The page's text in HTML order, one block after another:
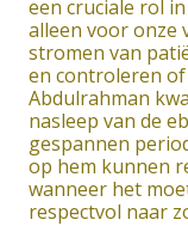
een cruciale rol
alleen voor onze
stromen van
en controleren
Abdulrahman
nasleep van de
gespannen
op hem kunnen
wanneer het
respectvol naar